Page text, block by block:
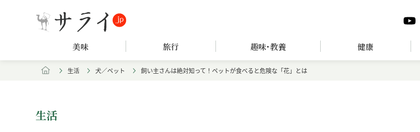
美味 旅行 趣味･教養 健康
生活 犬／ペット 飼い主さんは絶対知って！ペットが食べると危険な「花」とは
生活